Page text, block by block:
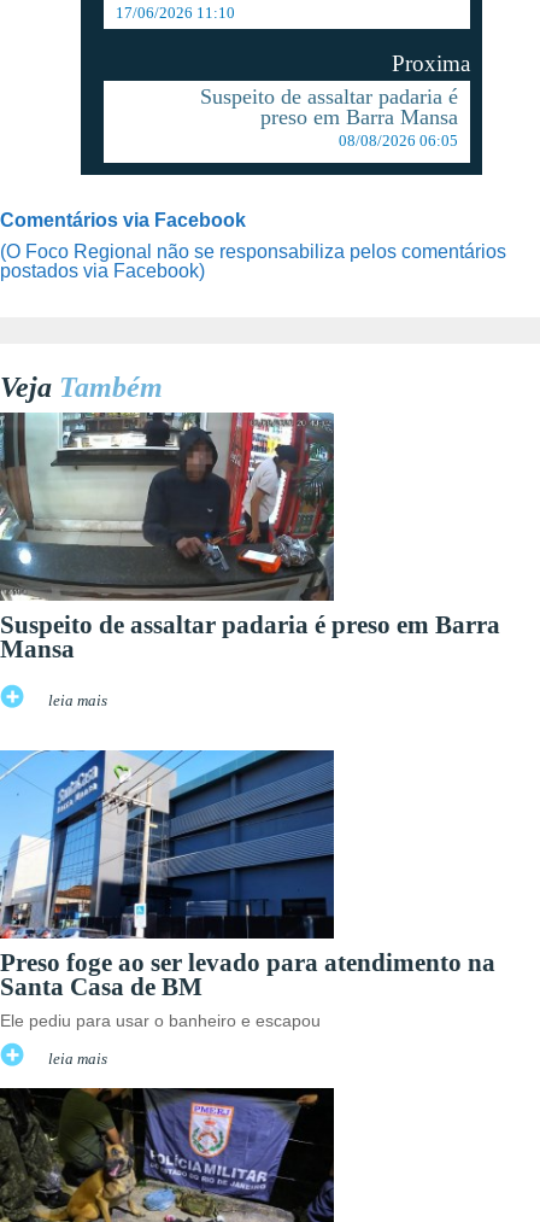
17/06/2026 11:10
Proxima
Suspeito de assaltar padaria é
preso em Barra Mansa
08/08/2026 06:05
Comentários via Facebook
(O Foco Regional não se responsabiliza pelos comentários
postados via Facebook)
Veja Também
Suspeito de assaltar padaria é preso em Barra
Mansa
leia mais
Preso foge ao ser levado para atendimento na
Santa Casa de BM
Ele pediu para usar o banheiro e escapou
leia mais